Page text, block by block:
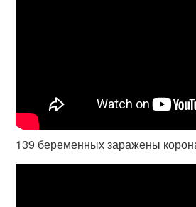
139 беременных заражены